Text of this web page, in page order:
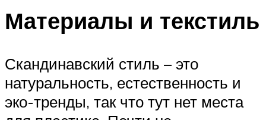
Материалы и текстиль
Скандинавский стиль – это
натуральность, естественность и
эко-тренды, так что тут нет места